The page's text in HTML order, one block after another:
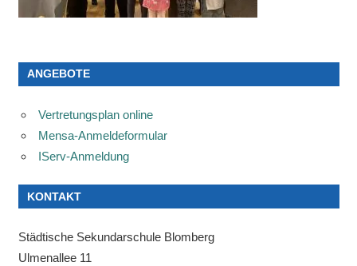
ANGEBOTE
Vertretungsplan online
Mensa-Anmeldeformular
IServ-Anmeldung
KONTAKT
Städtische Sekundarschule Blomberg
Ulmenallee 11